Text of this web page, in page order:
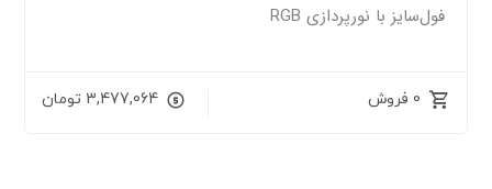
فول‌سایز با نورپردازی RGB
0 فروش 3,477,064 تومان